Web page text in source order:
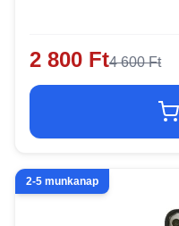
2 800 Ft4 600 Ft
2-5 munkanap